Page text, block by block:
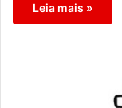
Leia mais »